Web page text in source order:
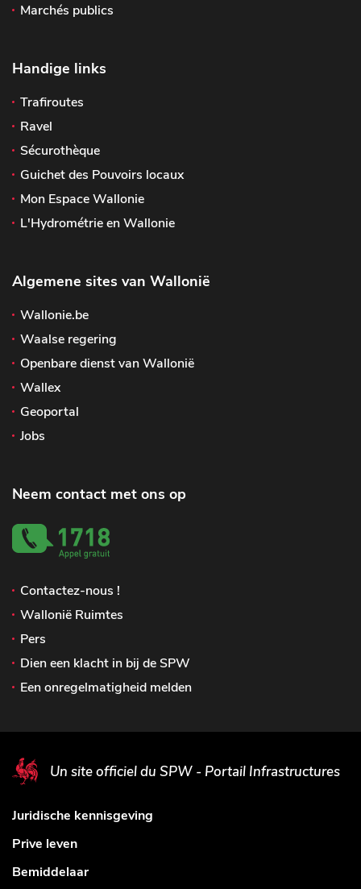
Marchés publics
Handige links
Trafiroutes
Ravel
Sécurothèque
Guichet des Pouvoirs locaux
Mon Espace Wallonie
L'Hydrométrie en Wallonie
Algemene sites van Wallonië
Wallonie.be
Waalse regering
Openbare dienst van Wallonië
Wallex
Geoportal
Jobs
Neem contact met ons op
Contactez-nous !
Wallonië Ruimtes
Pers
Dien een klacht in bij de SPW
Een onregelmatigheid melden
Un site officiel du SPW - Portail Infrastructures
Juridische kennisgeving
Prive leven
Bemiddelaar